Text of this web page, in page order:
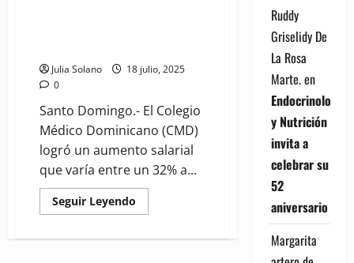
Julia Solano
18 julio, 2025
0
Santo Domingo.- El Colegio
Médico Dominicano (CMD)
logró un aumento salarial
que varía entre un 32% a...
Seguir Leyendo
more
aumento
Ruddy
Griselidy De
La Rosa
Marte.en
Endocrinología
y Nutrición
invita a
celebrar su
52
aniversario
Margarita